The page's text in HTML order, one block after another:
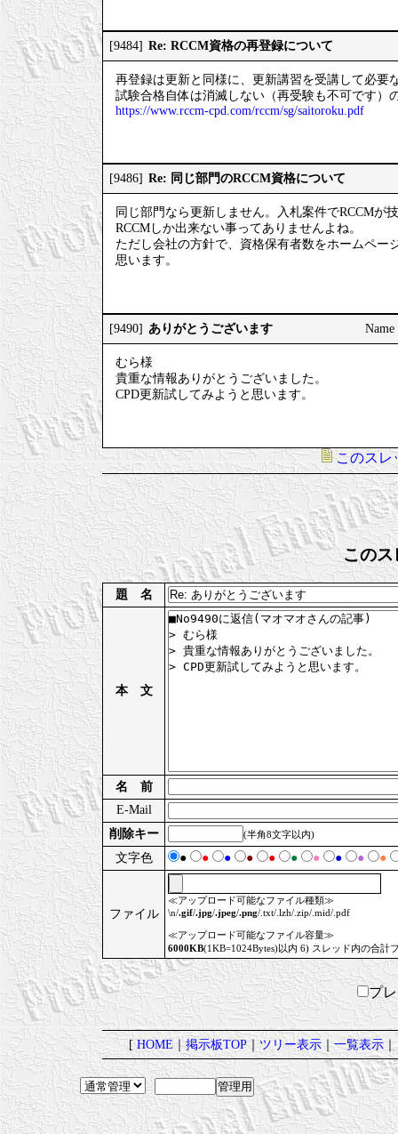
[9484] Re: RCCM資格の再登録について
再登録は更新と同様に、更新講習を受講して必要
試験合格自体は消滅しない（再受験も不可です）
https://www.rccm-cpd.com/rccm/sg/saitoroku.pdf
[9486] Re: 同じ部門のRCCM資格について
同じ部門なら更新しません。入札案件でRCCMが
RCCMしか出来ない事ってありませんよね。
ただし会社の方針で、資格保有者数をホームペ
思います。
[9490] ありがとうございます
むら様
貴重な情報ありがとうございました。
CPD更新試してみようと思います。
このスレ
このス
題 名
本 文
名 前
E-Mail
削除キー
(半角8文字以内)
文字色 ● ● ● ● ● ● ● ● ● ●
ファイル
≪アップロード可能なファイル種類≫
\n/.gif/.jpg/.jpeg/.png/.txt/.lzh/.zip/.mid/.pdf
≪アップロード可能なファイル容量≫
6000KB(1KB=1024Bytes)以内 6) スレッド内の合計
プ
[HOME｜掲示板TOP｜ツリー表示｜一覧表示｜